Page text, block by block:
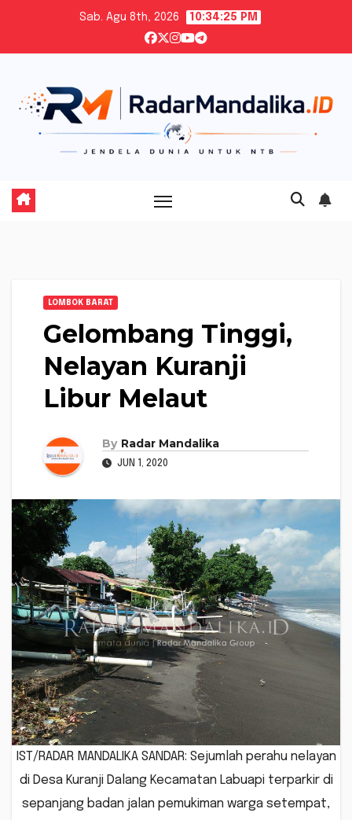
content
Sab. Agu 8th, 2026 10:34:26 PM
LOMBOK BARAT
Gelombang Tinggi,
Nelayan Kuranji
Libur Melaut
By Radar Mandalika
JUN 1, 2020
IST/RADAR MANDALIKA SANDAR: Sejumlah perahu nelayan
di Desa Kuranji Dalang Kecamatan Labuapi terparkir di
sepanjang badan jalan pemukiman warga setempat,